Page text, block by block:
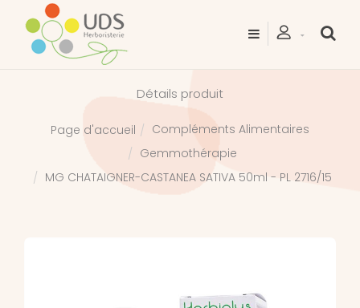
Détails produit
Page d'accueil
Compléments Alimentaires
Gemmothérapie
MG CHATAIGNER-CASTANEA SATIVA 50ml - PL 2716/15